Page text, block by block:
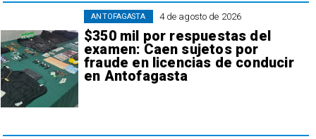
4 de agosto de 2026
$350 mil por respuestas del
examen: Caen sujetos por
fraude en licencias de conducir
en Antofagasta
ANTOFAGASTA